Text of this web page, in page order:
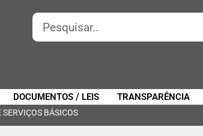
DOCUMENTOS / LEIS TRANSPARÊNCIA
BÁSICOS